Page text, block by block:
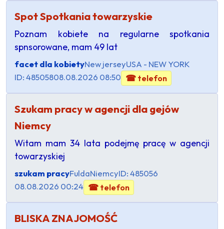
Spot Spotkania towarzyskie
Poznam kobiete na regularne spotkania
spnsorowane, mam 49 lat
facet dla kobietyNew jerseyUSA - NEW YORK
ID: 48505808.08.2026 08:50 ☎ telefon
Szukam pracy w agencji dla gejów
Niemcy
Witam mam 34 lata podejmę pracę w agencji
towarzyskiej
szukam pracyFuldaNiemcyID: 485056
08.08.2026 00:24 ☎ telefon
BLISKA ZNAJOMOŚĆ